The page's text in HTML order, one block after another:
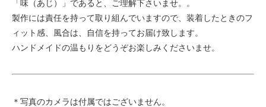
「味（あじ）」であると、ご理解下さいませ。。
製作には責任を持って取り組んでいますので、装着したときのフ
ィット感、風合は、自信を持ってお届け致します。
ハンドメイドの温もりをどうぞお楽しみくださいませ。
＊写真のカメラは付属ではございません。